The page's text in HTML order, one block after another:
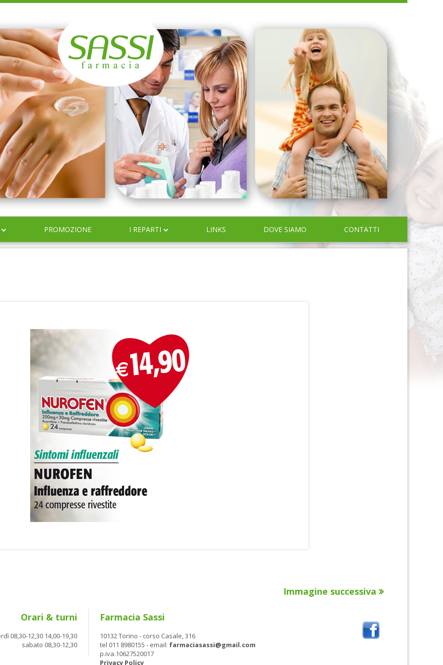
PROMOZIONE I REPARTI
VETERINARIA
LINKS DOVE SIAMO CONTATTI
Immagine successiva
Orari & turni
08,30-12,30 14,00-19,30
sabato 08,30-12,30
Farmacia Sassi
10132 Torino - corso Casale, 316
tel 011 8980155 - email: farmaciasassi@gmail.com
p.iva.10627520017
Privacy Policy